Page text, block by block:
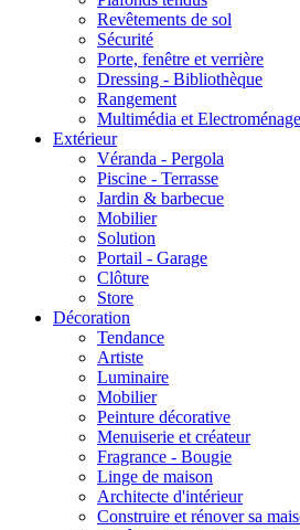
Revêtements de sol
Sécurité
Porte, fenêtre et verrière
Dressing - Bibliothèque
Rangement
Multimédia et
Extérieur
Véranda - Pergola
Piscine - Terrasse
Jardin & barbecue
Mobilier
Solution
Portail - Garage
Clôture
Store
Décoration
Tendance
Artiste
Luminaire
Mobilier
Peinture décorative
Menuiserie et créateur
Fragrance - Bougie
Linge de maison
Architecte d'intérieur
Construire et rénover sa